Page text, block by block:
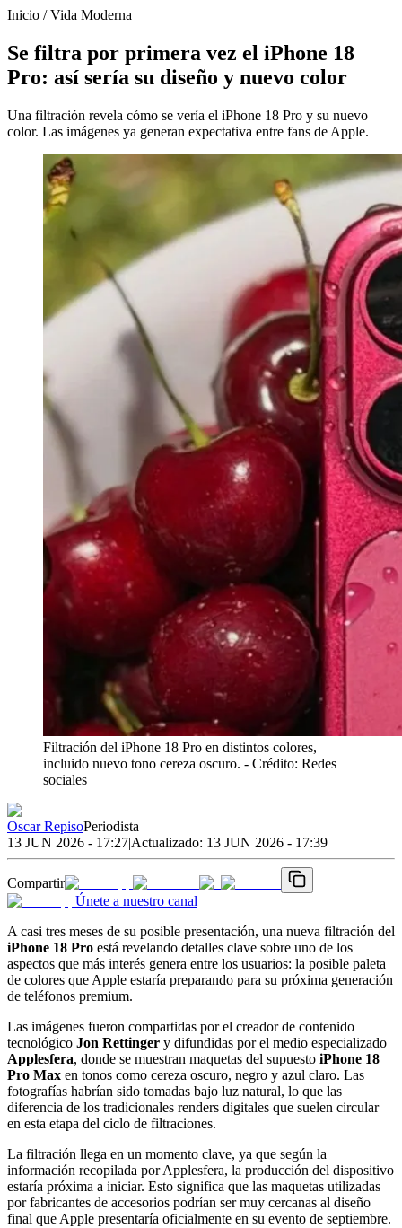
Inicio /Vida Moderna
Se filtra por primera vez el iPhone 18
Pro: así sería su diseño y nuevo color
Una filtración revela cómo se vería el iPhone 18 Pro y su nuevo
color. Las imágenes ya generan expectativa entre fans de Apple.
Filtración del iPhone 18 Pro en distintos colores,
incluido nuevo tono cereza oscuro. - Crédito: Redes
sociales
Oscar RepisoPeriodista
13 JUN 2026 - 17:27|Actualizado: 13 JUN 2026 - 17:39
Compartir
Únete a nuestro canal
A casi tres meses de su posible presentación, una nueva filtración del
iPhone 18 Pro está revelando detalles clave sobre uno de los
aspectos que más interés genera entre los usuarios: la posible paleta
de colores que Apple estaría preparando para su próxima generación
de teléfonos premium.
Las imágenes fueron compartidas por el creador de contenido
tecnológico Jon Rettinger y difundidas por el medio especializado
Applesfera, donde se muestran maquetas del supuesto iPhone 18
Pro Max en tonos como cereza oscuro, negro y azul claro. Las
fotografías habrían sido tomadas bajo luz natural, lo que las
diferencia de los tradicionales renders digitales que suelen circular
en esta etapa del ciclo de filtraciones.
La filtración llega en un momento clave, ya que según la
información recopilada por Applesfera, la producción del dispositivo
estaría próxima a iniciar. Esto significa que las maquetas utilizadas
por fabricantes de accesorios podrían ser muy cercanas al diseño
final que Apple presentaría oficialmente en su evento de septiembre.